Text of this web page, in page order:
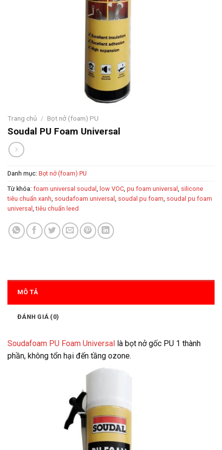
Trang chủ / Bọt nở (foam) PU
Soudal PU Foam Universal
Danh mục: Bọt nở (foam) PU
Từ khóa: foam universal soudal low VOC pu foam universal
silicone
tiêu chuẩn xanh soudafoam universal soudal pu foam soudal pu foam
universal ,tiêu chuẩn leed
MÔ TẢ
ĐÁNH GIÁ (0)
Soudafoam PU Foam Universal là bọt nở gốc PU 1 thành
phần, không tổn hại đến tầng ozone.